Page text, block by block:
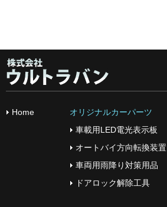
Home
オリジナルカーパーツ
車載用LED電光表示板
オートバイ方向転換装置
車両用雨降り対策用品
ドアロック解除工具